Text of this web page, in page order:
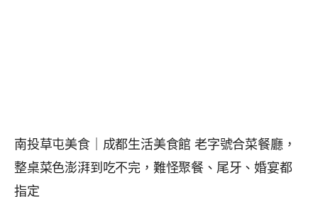
南投草屯美食｜成都生活美食館 老字號合菜餐廳，
整桌菜色澎湃到吃不完，難怪聚餐、尾牙、婚宴都
指定